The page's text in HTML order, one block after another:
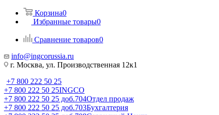
Корзина0
Избранные товары0
Сравнение товаров0
info@ingcorussia.ru
г. Москва, ул. Производственная 12к1
+7 800 222 50 25
+7 800 222 50 25INGCO
+7 800 222 50 25 доб.704Отдел продаж
+7 800 222 50 25 доб.703Бухгалтерия